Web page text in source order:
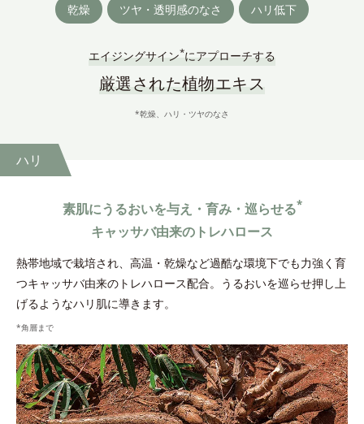
乾燥 ツヤ・透明感のなさ ハリ低下
エイジングサイン*にアプローチする
厳選された植物エキス
*乾燥、ハリ・ツヤのなさ
素肌にうるおいを与え・育み・巡らせる*
キャッサバ由来のトレハロース
熱帯地域で栽培され、高温・乾燥など過酷な環境下でも力強く育
つキャッサバ由来のトレハロース配合。うるおいを巡らせ押し上
げるようなハリ肌に導きます。
ハリ
*角層まで